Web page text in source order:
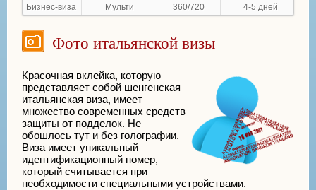
Бизнес-виза
Мульти 360/720 4-5 дней
Фото итальянской визы
Красочная вклейка, которую
представляет собой шенгенская
итальянская виза, имеет
множество современных средств
защиты от подделок. Не
обошлось тут и без голографии.
Виза имеет уникальный
идентификационный номер,
который считывается при
необходимости специальными устройствами.